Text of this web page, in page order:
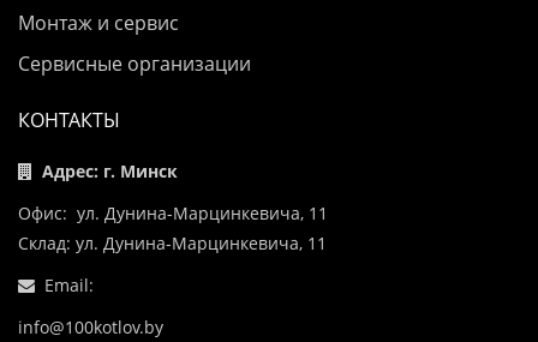
Монтаж и сервис
Сервисные организации
КОНТАКТЫ
Адрес: г. Минск
Офис: ул. Дунина-Марцинкевича, 11
Склад: ул. Дунина-Марцинкевича, 11
Email:
info@100kotlov.by